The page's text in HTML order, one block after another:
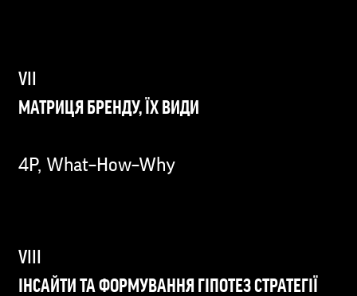
МАТРИЦЯ БРЕНДУ, ЇХ ВИДИ
4P, What–How–Why
ІНСАЙТИ ТА ФОРМУВАННЯ ГІПОТЕЗ СТРАТЕГІЇ